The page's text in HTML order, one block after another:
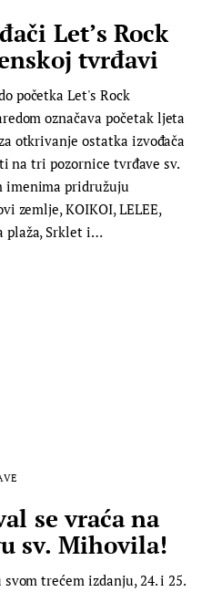
Let’s Rock
tvrđavi
početka Let's Rock
označava početak ljeta
otkrivanje ostatka izvođača
na tri pozornice tvrđave sv.
pridružuju
zemlje, KOIKOI, LELEE,
plaža, Srklet i…
se vraća na
sv. Mihovila!
trećem izdanju, 24. i 25.